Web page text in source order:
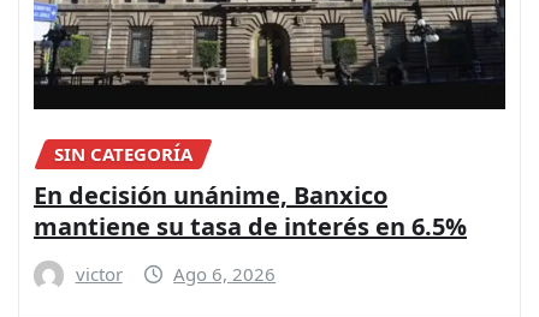
SIN CATEGORÍA
En decisión unánime, Banxico
mantiene su tasa de interés en 6.5%
victor Ago 6, 2026